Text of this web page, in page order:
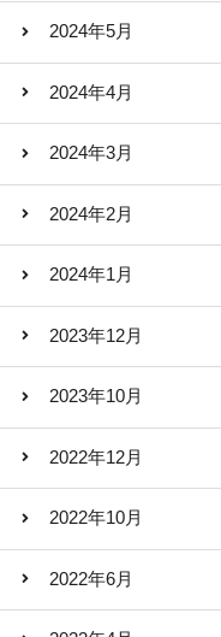
2024年5月
2024年4月
2024年3月
2024年2月
2024年1月
2023年12月
2023年10月
2022年12月
2022年10月
2022年6月